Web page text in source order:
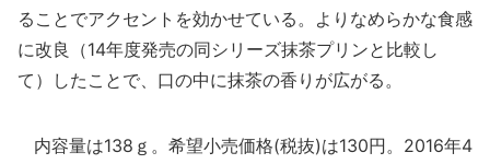
ることでアクセントを効かせている。よりなめらかな食感
に改良（14年度発売の同シリーズ抹茶プリンと比較し
て）したことで、口の中に抹茶の香りが広がる。
内容量は138ｇ。希望小売価格(税抜)は130円。2016年4